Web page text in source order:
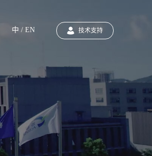
中 / EN 技术支持